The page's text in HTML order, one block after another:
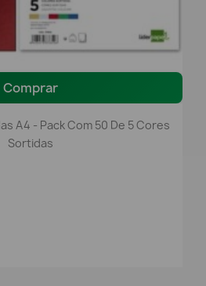
Comprar
A4 - Pack Com 50 De 5 Cores
Sortidas